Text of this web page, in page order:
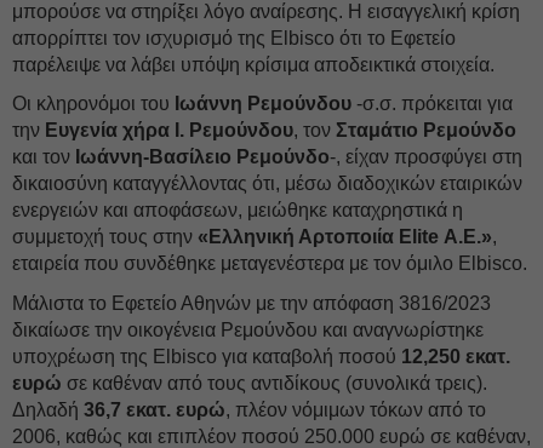
μπορούσε να στηρίξει λόγο αναίρεσης. Η εισαγγελική κρίση
απορρίπτει τον ισχυρισμό της Elbisco ότι το Εφετείο
παρέλειψε να λάβει υπόψη κρίσιμα αποδεικτικά στοιχεία.
Οι κληρονόμοι του Ιωάννη Ρεμούνδου -σ.σ. πρόκειται για
την Ευγενία χήρα Ι. Ρεμούνδου, τον Σταμάτιο Ρεμούνδο
και τον Ιωάννη-Βασίλειο Ρεμούνδο-, είχαν προσφύγει στη
δικαιοσύνη καταγγέλλοντας ότι, μέσω διαδοχικών εταιρικών
ενεργειών και αποφάσεων, μειώθηκε καταχρηστικά η
συμμετοχή τους στην «Ελληνική Αρτοποιία Elite Α.Ε.»,
εταιρεία που συνδέθηκε μεταγενέστερα με τον όμιλο Elbisco.
Μάλιστα το Εφετείο Αθηνών με την απόφαση 3816/2023
δικαίωσε την οικογένεια Ρεμούνδου και αναγνωρίστηκε
υποχρέωση της Elbisco για καταβολή ποσού 12,250 εκατ.
ευρώ σε καθέναν από τους αντιδίκους (συνολικά τρεις).
Δηλαδή 36,7 εκατ. ευρώ, πλέον νόμιμων τόκων από το
2006, καθώς και επιπλέον ποσού 250.000 ευρώ σε καθέναν,